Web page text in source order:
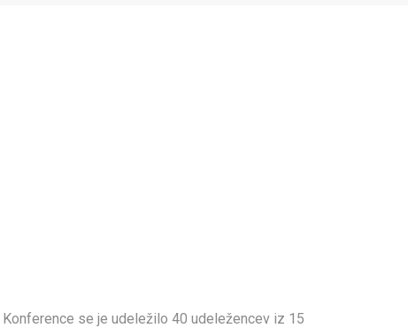
se je udeležilo 40 udeležencev iz 15